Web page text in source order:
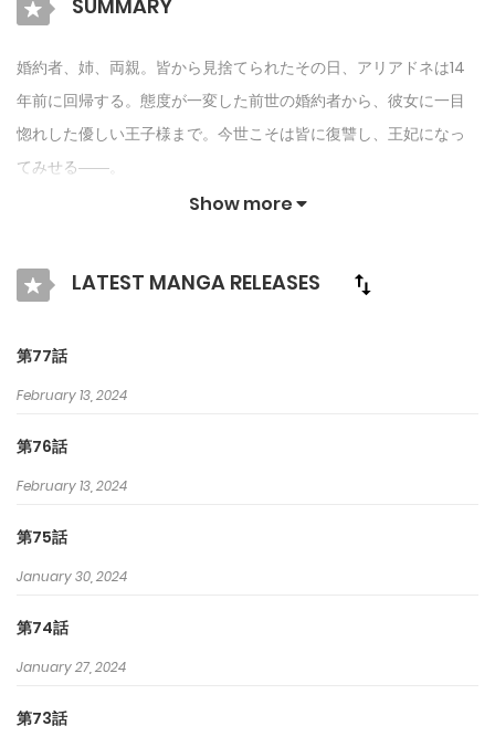
SUMMARY
婚約者、姉、両親。皆から見捨てられたその日、アリアドネは14
年前に回帰する。態度が一変した前世の婚約者から、彼女に一目
惚れした優しい王子様まで。今世こそは皆に復讐し、王妃になっ
てみせる――。
Show more
LATEST MANGA RELEASES
第77話
February 13, 2024
第76話
February 13, 2024
第75話
January 30, 2024
第74話
January 27, 2024
第73話